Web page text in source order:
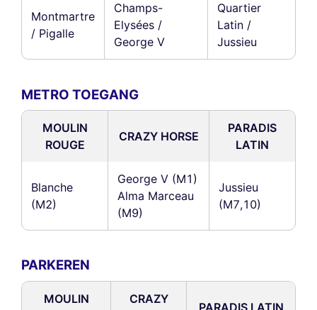
Montmartre
/ Pigalle
Champs-
Elysées /
George V
Quartier
Latin /
Jussieu
METRO TOEGANG
MOULIN
ROUGE
CRAZY HORSE
PARADIS
LATIN
Blanche
(M2)
George V (M1)
Alma Marceau
(M9)
Jussieu
(M7,10)
PARKEREN
MOULIN
CRAZY
PARADIS LATIN